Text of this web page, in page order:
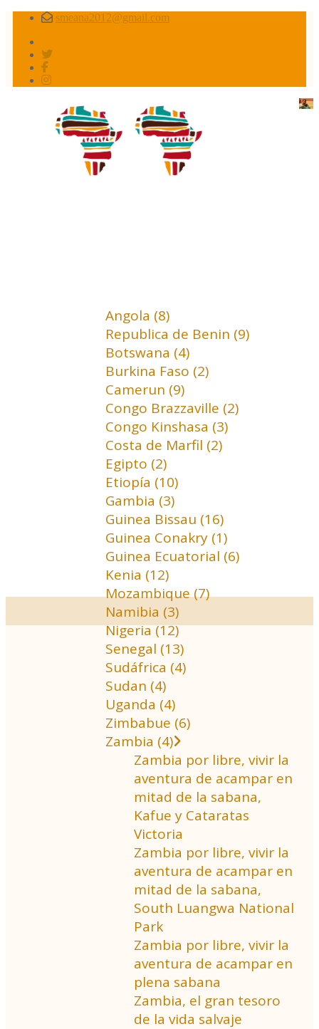
smeana2012@gmail.com
Angola (8)
Republica de Benin (9)
Botswana (4)
Burkina Faso (2)
Camerun (9)
Congo Brazzaville (2)
Congo Kinshasa (3)
Costa de Marfil (2)
Egipto (2)
Etiopía (10)
Gambia (3)
Guinea Bissau (16)
Guinea Conakry (1)
Guinea Ecuatorial (6)
Kenia (12)
Mozambique (7)
Namibia (3)
Nigeria (12)
Senegal (13)
Sudáfrica (4)
Sudan (4)
Uganda (4)
Zimbabue (6)
Zambia (4)
Zambia por libre, vivir la
aventura de acampar en
mitad de la sabana,
Kafue y Cataratas
Victoria
Zambia por libre, vivir la
aventura de acampar en
mitad de la sabana,
South Luangwa National
Park
Zambia por libre, vivir la
aventura de acampar en
plena sabana
Zambia, el gran tesoro
de la vida salvaje